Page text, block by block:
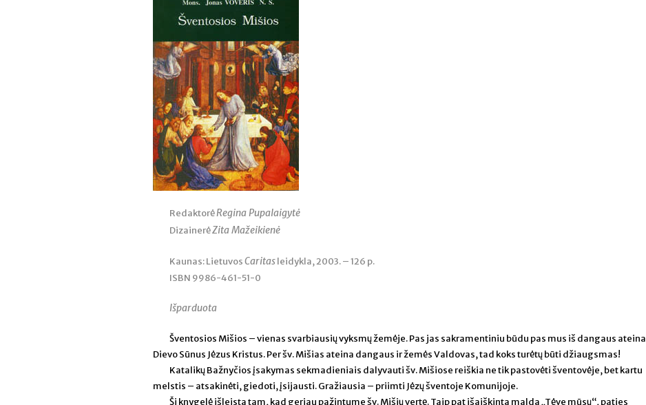
RedaktorėRegina Pupalaigytė
DizainerėZita Mažeikienė
Kaunas: LietuvosCaritasleidykla, 2003. – 126 p.
ISBN 9986-461-51-0
Išparduota
Šventosios Mišios – vienas svarbiausių vyksmų žemėje. Pas jas sakramentiniu būdu pas mus iš dangaus ateina
Dievo Sūnus Jėzus Kristus. Per šv. Mišias ateina dangaus ir žemės Valdovas, tad koks turėtų būti džiaugsmas!
Katalikų Bažnyčios įsakymas sekmadieniais dalyvauti šv. Mišiose reiškia ne tik pastovėti šventovėje, bet kartu
melstis – atsakinėti, giedoti, įsijausti. Gražiausia – priimti Jėzų šventoje Komunijoje.
Ši knygelė išleista tam, kad geriau pažintume šv. Mišių vertę. Taip pat išaiškinta malda „Tėve mūsų“, paties